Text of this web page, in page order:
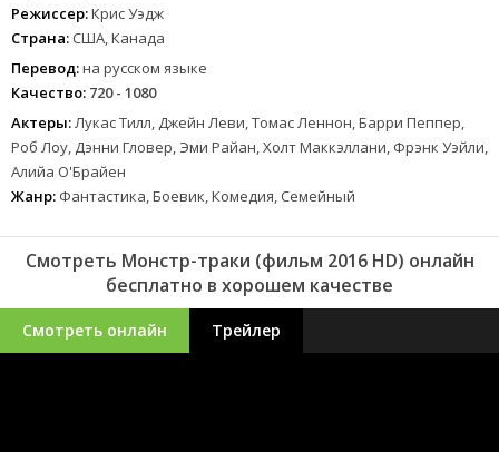
Режиссер:Крис Уэдж
Страна: США, Канада
Перевод:на русском языке
Качество: 720 - 1080
Актеры:Лукас Тилл, Джейн Леви, Томас Леннон, Барри Пеппер,
Роб Лоу, Дэнни Гловер, Эми Райан, Холт Маккэллани, Фрэнк Уэйли,
Алийа О'Брайен
Жанр: Фантастика, Боевик, Комедия, Семейный
Смотреть Монстр-траки (фильм 2016 HD) онлайн
бесплатно в хорошем качестве
Смотреть онлайн Трейлер